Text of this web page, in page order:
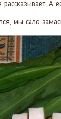
А
мы сало